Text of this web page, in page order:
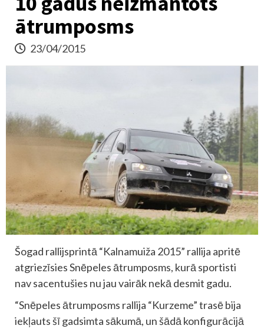
ātrumposms
23/04/2015
Šogad rallijsprintā “Kalnamuiža 2015” rallija apritē
atgriezīsies Snēpeles ātrumposms, kurā sportisti
nav sacentušies nu jau vairāk nekā desmit gadu.
“Snēpeles ātrumposms rallija “Kurzeme” trasē bija
iekļauts šī gadsimta sākumā, un šādā konfigurācijā